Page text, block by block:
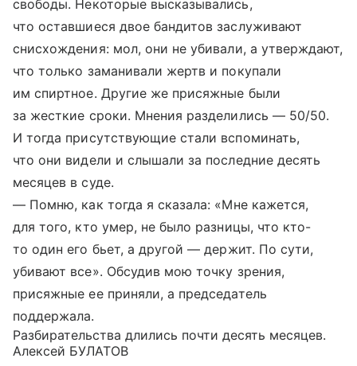
свободы. Некоторые высказывались,
что оставшиеся двое бандитов заслуживают
снисхождения: мол, они не убивали, а утверждают,
что только заманивали жертв и покупали
им спиртное. Другие же присяжные были
за жесткие сроки. Мнения разделились — 50/50.
И тогда присутствующие стали вспоминать,
что они видели и слышали за последние десять
месяцев в суде.
— Помню, как тогда я сказала: «Мне кажется,
для того, кто умер, не было разницы, что кто-
то один его бьет, а другой — держит. По сути,
убивают все». Обсудив мою точку зрения,
присяжные ее приняли, а председатель
поддержала.
Разбирательства длились почти десять месяцев.
Алексей БУЛАТОВ